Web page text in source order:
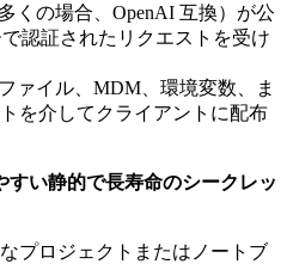
くの場合、OpenAI 互換）が公
認証されたリクエストを受け
ァイル、MDM、環境変数、ま
を介してクライアントに配布
すい静的で長寿命のシークレッ
プロジェクトまたはノートブ